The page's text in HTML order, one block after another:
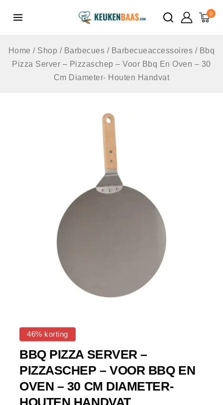
inhoud
0
Home / Shop / Barbecues / Barbecueaccessoires / Bbq
Pizza Server – Pizzaschep – Voor Bbq En Oven – 30
Cm Diameter- Houten Handvat
46% korting
BBQ PIZZA SERVER –
PIZZASCHEP – VOOR BBQ EN
OVEN – 30 CM DIAMETER-
HOUTEN HANDVAT